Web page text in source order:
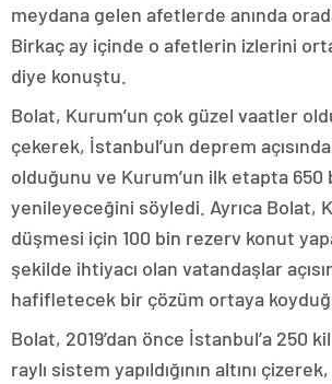
meydana gelen afetlerde anında
Birkaç ay içinde o afetlerin izlerini
diye konuştu.
Bolat, Kurum’un çok güzel vaatler
çekerek, İstanbul’un deprem
olduğunu ve Kurum’un ilk etapta 650
yenileyeceğini söyledi. Ayrıca Bolat,
düşmesi için 100 bin rezerv konut
şekilde ihtiyacı olan vatandaşlar
hafifletecek bir çözüm ortaya
Bolat, 2019’dan önce İstanbul’a 250
raylı sistem yapıldığının altını